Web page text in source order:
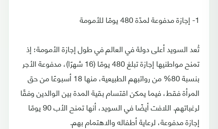
1- إجازة مدفوعة لمدّة 480 يومًا للأمومة
تُعد السويد أعلى دولة في العالم في طول إجازة الأمومة؛ إذ
تمنح مواطنيها إجازة تبلغ 480 يومًا (16 شهرًا)، مدفوعة الأجر
بنسبة 80% من رواتبهم الطبيعية، منها 18 أسبوعًا من حق
المرأة فقط، فيما يمكن اقتسام بقية المدة بين الوالدين وفقًا
لرغباتهم. اللافت أيضًا في السويد، أنها تمنح الأب 90 يومًا
إجازة مدفوعة، لرعاية أطفاله والاهتمام بهم.